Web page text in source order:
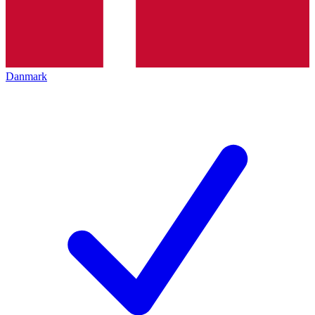
Danmark